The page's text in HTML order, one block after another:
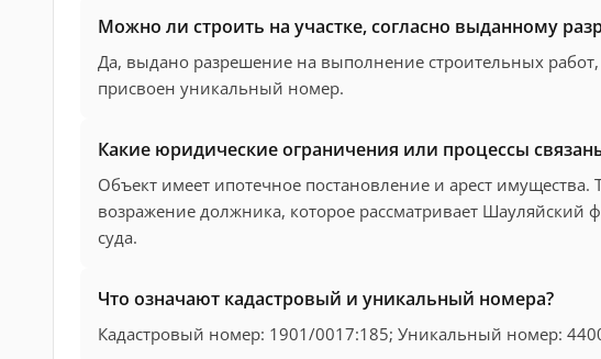
Можно ли строить на участке, согласно выданному
Да, выдано разрешение на выполнение строительных
присвоен уникальный номер.
Какие юридические ограничения или процессы
Объект имеет ипотечное постановление и арест имущества.
возражение должника, которое рассматривает Шауляйский
суда.
Что означают кадастровый и уникальный номера?
Кадастровый номер: 1901/0017:185; Уникальный номер: